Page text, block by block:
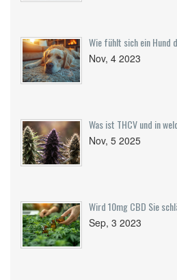
Wie fühlt sich ein Hund
Nov, 4 2023
Was ist THCV und in
Nov, 5 2025
Wird 10mg CBD Sie
Sep, 3 2023